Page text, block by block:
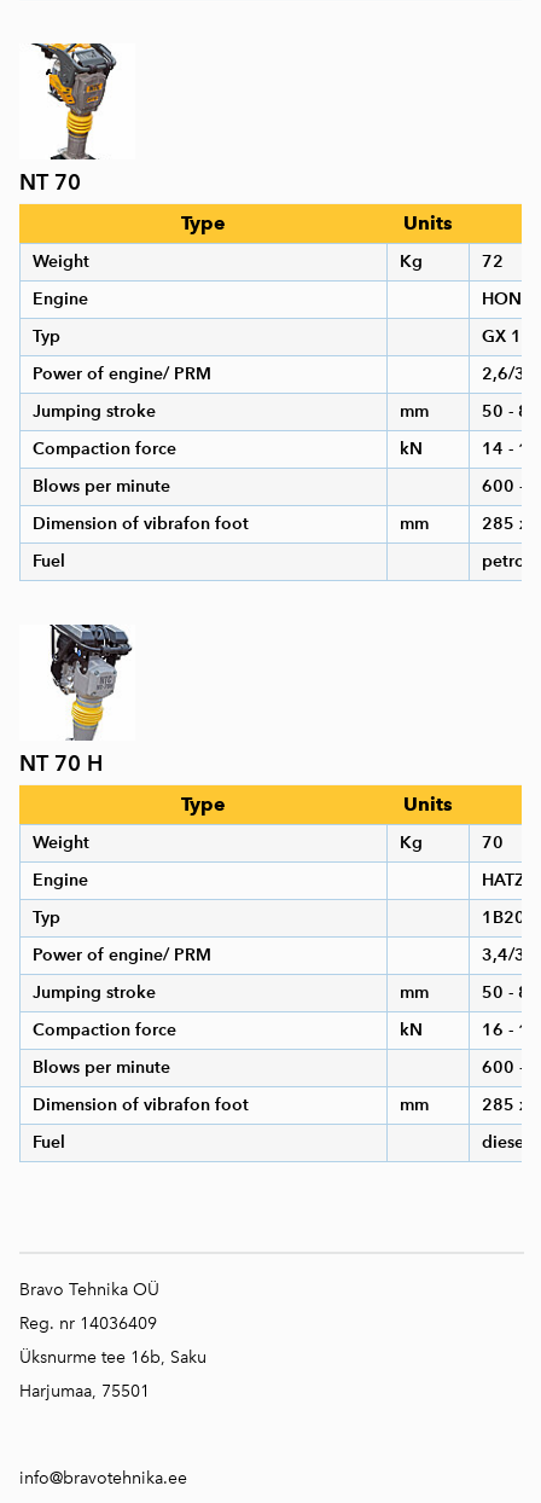
NT 70
Type Units
Weight Kg
72
Engine
Typ
GX
Power of engine/ PRM
2,6/
Jumping stroke
mm
50 - 85
Compaction force
kN
14 - 16
Blows per minute
600 -
Dimension of vibrafon foot
mm
285 x
Fuel
petrol
NT 70 H
Type Units
Weight Kg
70
Engine
HATZ
Typ
1B20
Power of engine/ PRM
3,4/
Jumping stroke
mm
50 - 85
Compaction force
kN
16 - 18
Blows per minute
600 -
Dimension of vibrafon foot
mm
285 x
Fuel
diesel
Bravo Tehnika OÜ
Reg. nr 14036409
Üksnurme tee 16b, Saku
Harjumaa, 75501
info@bravotehnika.ee